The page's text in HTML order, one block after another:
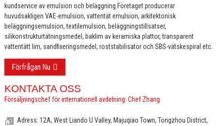
kundservice av emulsion och beläggning. Företaget producerar
huvudsakligen VAE-emulsion, vattentät emulsion, arkitektonisk
beläggningsemulsion, textilemulsion, beläggningstillsatser,
silikonstrukturtätningsmedel, baklim av keramiska plattor, transparent
vattentätt lim, sandfixeringsmedel, roststabilisator och SBS-vätskespiral etc.
Förfrågan Nu
KONTAKTA OSS
Försäljningschef för internationell avdelning: Chef Zhang
Adress: 12A, West Liando U Valley, Majuqiao Town, Tongzhou District,